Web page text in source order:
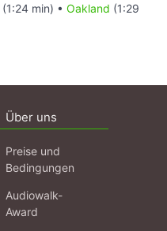
(1:24 min) • Oakland (1:29
Über uns
Preise und
Bedingungen
Audiowalk-
Award